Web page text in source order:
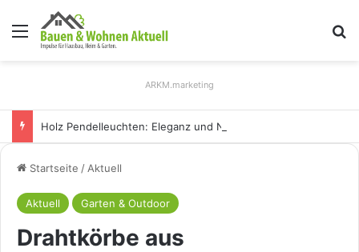
Menü
ARKM.marketing
Startseite / Aktuell
Aktuell Garten & Outdoor
Drahtkörbe aus